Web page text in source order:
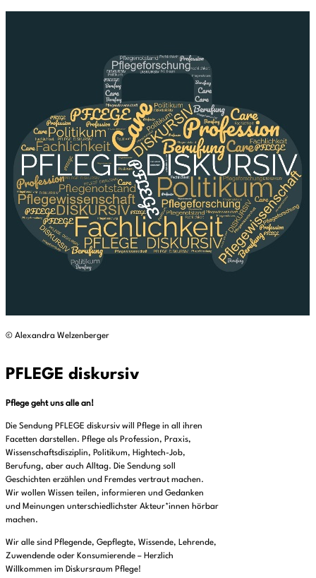
© Alexandra Welzenberger
PFLEGE diskursiv
Pflege geht uns alle an!
Die Sendung PFLEGE diskursiv will Pflege in all ihren
Facetten darstellen. Pflege als Profession, Praxis,
Wissenschaftsdisziplin, Politikum, Hightech-Job,
Berufung, aber auch Alltag. Die Sendung soll
Geschichten erzählen und Fremdes vertraut machen.
Wir wollen Wissen teilen, informieren und Gedanken
und Meinungen unterschiedlichster Akteur*innen hörbar
machen.
Wir alle sind Pflegende, Gepflegte, Wissende, Lehrende,
Zuwendende oder Konsumierende – Herzlich
Willkommen im Diskursraum Pflege!